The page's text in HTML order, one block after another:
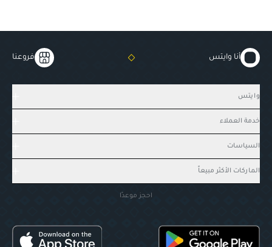
أنا وايتس فروعنا
وايتس
خدمة العملاء
السياسات
الماركات الأكثر مبيعاً
احجز موعدًا